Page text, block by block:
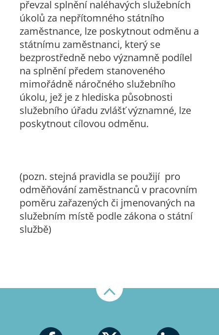
převzal splnění naléhavých služebních
úkolů za nepřítomného státního
zaměstnance, lze poskytnout odměnu a
státnímu zaměstnanci, který se
bezprostředně nebo významně podílel
na splnění předem stanoveného
mimořádně náročného služebního
úkolu, jež je z hlediska působnosti
služebního úřadu zvlášť významné, lze
poskytnout cílovou odměnu.
(pozn. stejná pravidla se použijí pro
odměňování zaměstnanců v pracovním
poměru zařazených či jmenovaných na
služebním místě podle zákona o státní
službě)